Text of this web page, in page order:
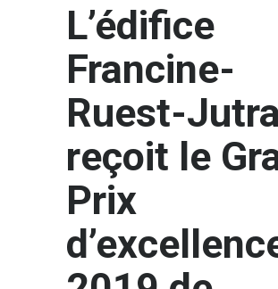
L’édifice
Francine-
Ruest-
reçoit le
Prix